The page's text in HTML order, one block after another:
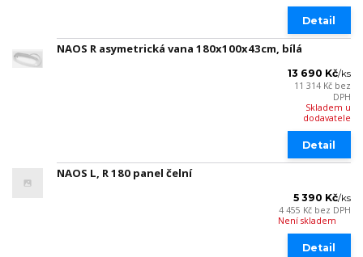
Detail
NAOS R asymetrická vana 180x100x43cm, bílá
13 690 Kč/ks
11 314 Kč bez
DPH
Skladem u
dodavatele
Detail
NAOS L, R 180 panel čelní
5 390 Kč/ks
4 455 Kč bez DPH
Není skladem
Detail